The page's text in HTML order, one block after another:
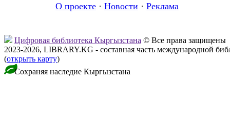
О проекте · Новости · Реклама
Цифровая библиотека Кыргызстана © Все права защищены
2023-2026, LIBRARY.KG - составная часть международной
(открыть карту)
Сохраняя наследие Кыргызстана